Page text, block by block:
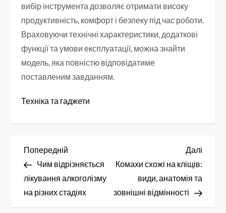
вибір інструмента дозволяє отримати високу
продуктивність, комфорт і безпеку під час роботи.
Враховуючи технічні характеристики, додаткові
функції та умови експлуатації, можна знайти
модель, яка повністю відповідатиме
поставленим завданням.
Техніка та гаджети
Н
а
в
Попередній
запис
Попередній
Чим відрізняється
лікування алкоголізму
на різних стадіях
запис
Далі
Комахи схожі на кліщів:
види, анатомія та
зовнішні відмінності